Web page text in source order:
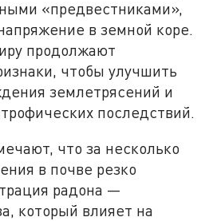
«предвестниками»,
в земной коре.
продолжают
чтобы улучшить
землетрясений и
последствий.
что за несколько
в почве резко
радона —
который влияет на